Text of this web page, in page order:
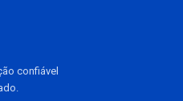
confiável